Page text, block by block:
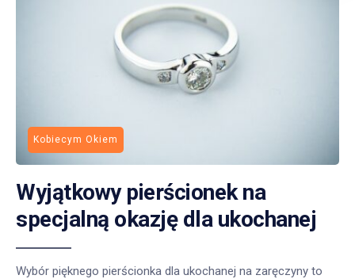
Kobiecym Okiem
Wyjątkowy pierścionek na
specjalną okazję dla ukochanej
Wybór pięknego pierścionka dla ukochanej na zaręczyny to